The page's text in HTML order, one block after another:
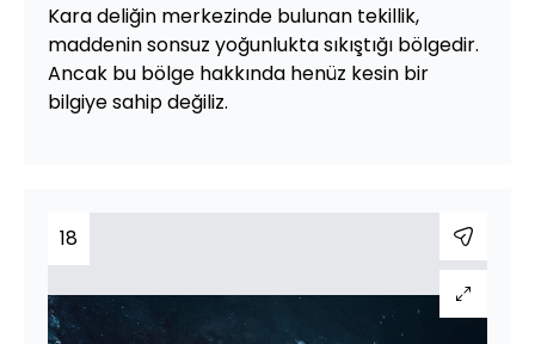
Kara deliğin merkezinde bulunan tekillik,
maddenin sonsuz yoğunlukta sıkıştığı bölgedir.
Ancak bu bölge hakkında henüz kesin bir
bilgiye sahip değiliz.
18